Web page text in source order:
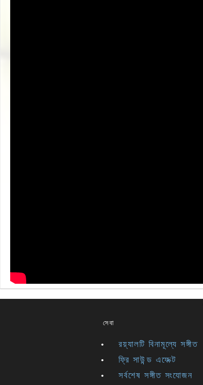
সেবা
রয়্যালটি বিনামূল্যে সঙ্গীত
ফ্রি সাউন্ড এফেক্ট
সর্বশেষ সঙ্গীত সংযোজন